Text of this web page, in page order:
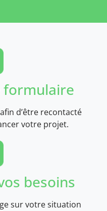
formulaire
d’être recontacté
votre projet.
besoins
sur votre situation